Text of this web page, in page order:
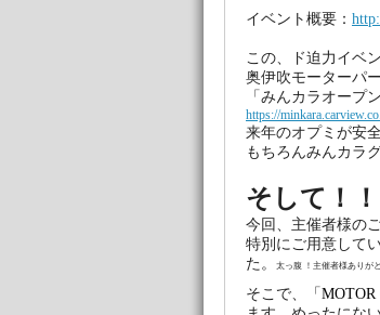
イベント概要：
この、ド迫力イベ
奥伊吹モーターパ
「みんカラオープ
https://
来年のオプミが安
もちろんみんカラ
そして！！
今回、主催者様の
特別にご用意して
た。
太っ腹 ！主催者様ありが
そこで、「 MOTOR